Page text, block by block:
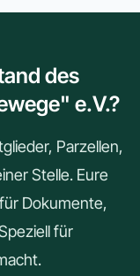
des
e.V.?
Parzellen,
Stelle. Eure
Dokumente,
für